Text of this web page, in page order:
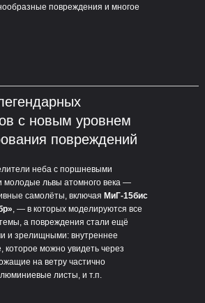
повреждения и многое
неба с поршневыми
молодые львы атомного века —
самолёты, включая МиГ-15бис
, — в которых моделируются все
а повреждения стали ещё
и зрелищными: внутреннее
которое можно увидеть через
на ветру частично
листы, и т.п.
с новым уровнем
повреждений